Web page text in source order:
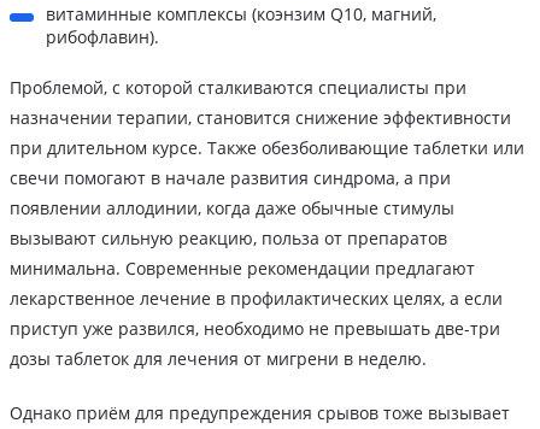
витаминные комплексы (коэнзим Q10, магний,
рибофлавин).
Проблемой, с которой сталкиваются специалисты при
назначении терапии, становится снижение эффективности
при длительном курсе. Также обезболивающие таблетки или
свечи помогают в начале развития синдрома, а при
появлении аллодинии, когда даже обычные стимулы
вызывают сильную реакцию, польза от препаратов
минимальна. Современные рекомендации предлагают
лекарственное лечение в профилактических целях, а если
приступ уже развился, необходимо не превышать две-три
дозы таблеток для лечения от мигрени в неделю.
Однако приём для предупреждения срывов тоже вызывает